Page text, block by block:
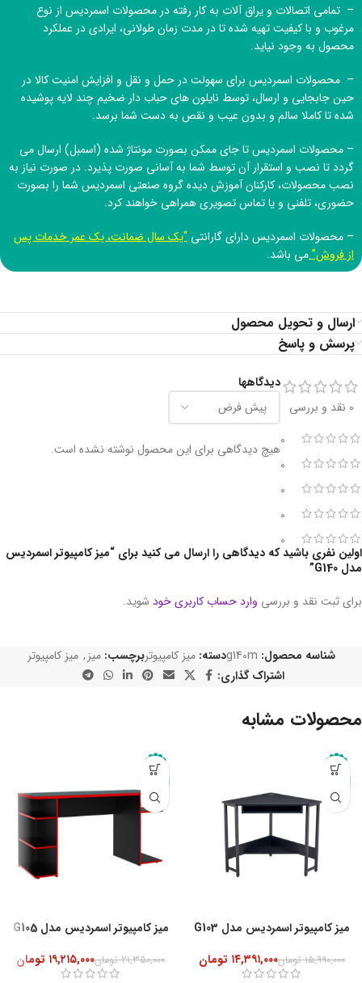
– تمامی اتصالات و یراق آلات به کار رفته در محصولات اسمردیس از نوع
مرغوب و با کیفیت تهیه شده تا در مدت زمان طولانی، ایرادی در عملکرد
محصول به وجود نیاید.
– محصولات اسمردیس برای سهولت در حمل و نقل و افزایش امنیت کالا در
حین جابجایی و ارسال، توسط نایلون های حباب دار ضخیم چند لایه پوشیده
شده تا کاملا سالم و بدون عیب و نقص به دست شما برسد.
– محصولات اسمردیس تا جای ممکن بصورت مونتاژ شده (اسمبل) ارسال می
گردد تا نصب و استقرار آن توسط شما به آسانی صورت پذیرد. در صورت نیاز به
نصب محصولات، کارکنان آموزش دیدهگروه صنعتی اسمردیس شما را بصورت
حضوری، تلفنی و یا تماس تصویری همراهی خواهند کرد.
– محصولات اسمردیس دارای گارانتی “یک سال ضمانت، یک عمر خدمات پس
از فروش”می باشد.
ارسال و تحویل محصول
پرسش و پاسخ
0 نقد و بررسی
0
0
0
0
0
دیدگاهها
هیچ دیدگاهی برای این محصول نوشته نشده است.
اولین نفری باشید که دیدگاهی را ارسال می کنید برای “میز کامپیوتر اسمردیس
مدل G140”
برای ثبت نقد و بررسی وارد حساب کاربری خود شوید.
شناسه محصول: g140mدسته: میز کامپیوتربرچسب: میز , میز کامپیوتر
اشتراک گذاری:
محصولات مشابه
-10%
میز کامپیوتر اسمردیس مدل G103
۱۵,۹۹۰,۰۰۰ تومان۱۴,۳۹۱,۰۰۰ تومان
میز کامپیوتر اسمردیس مدل G105
۲۱,۳۵۰,۰۰۰ تومان۱۹,۲۱۵,۰۰۰ تومان